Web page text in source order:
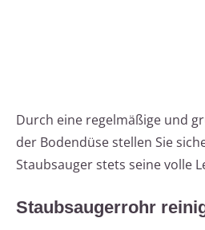
Durch eine regelmäßige und
der Bodendüse stellen Sie
Staubsauger stets seine volle
Staubsaugerrohr